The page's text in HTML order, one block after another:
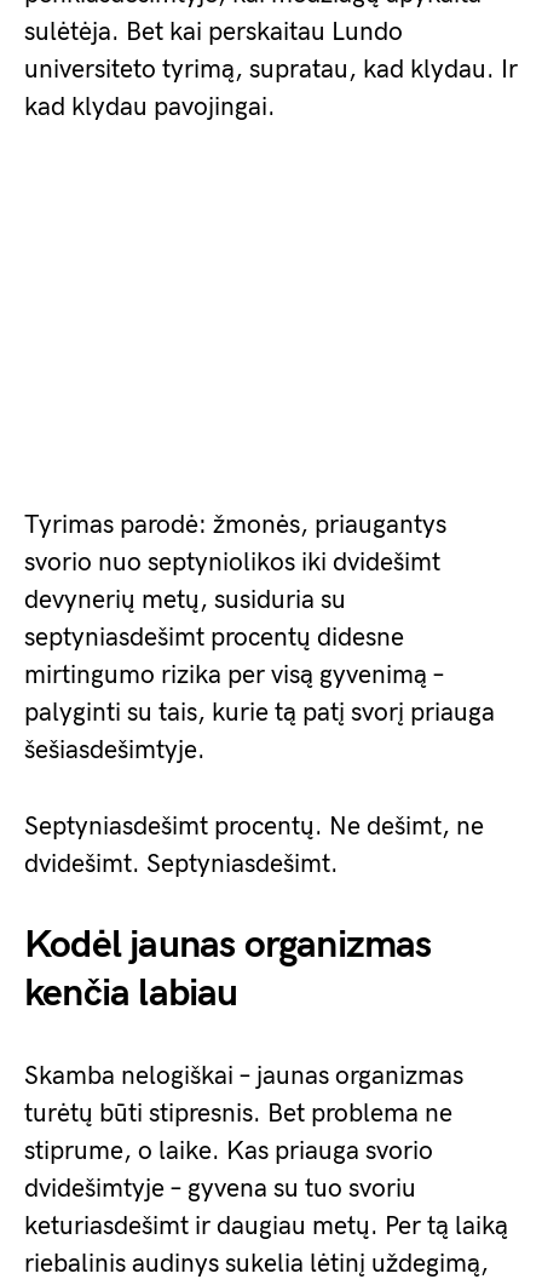
sulėtėja. Bet kai perskaitau Lundo
universiteto tyrimą, supratau, kad klydau. Ir
kad klydau pavojingai.
Tyrimas parodė: žmonės, priaugantys
svorio nuo septyniolikos iki dvidešimt
devynerių metų, susiduria su
septyniasdešimt procentų didesne
mirtingumo rizika per visą gyvenimą –
palyginti su tais, kurie tą patį svorį priauga
šešiasdešimtyje.
Septyniasdešimt procentų. Ne dešimt, ne
dvidešimt. Septyniasdešimt.
Kodėl jaunas organizmas
kenčia labiau
Skamba nelogiškai – jaunas organizmas
turėtų būti stipresnis. Bet problema ne
stiprume, o laike. Kas priauga svorio
dvidešimtyje – gyvena su tuo svoriu
keturiasdešimt ir daugiau metų. Per tą laiką
riebalinis audinys sukelia lėtinį uždegimą,